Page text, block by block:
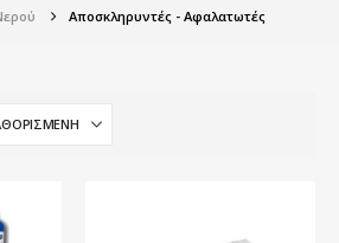
Αποσκληρυντές - Αφαλατωτές